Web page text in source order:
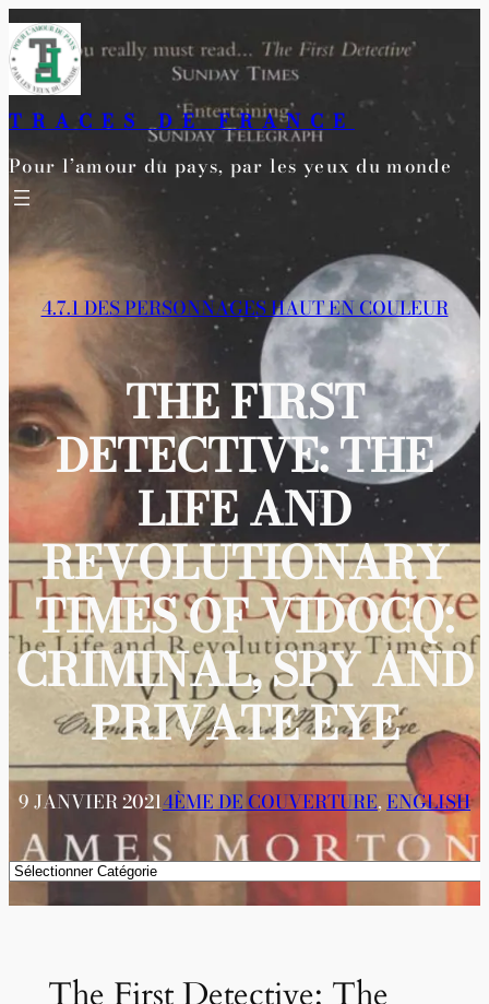
Aller
au
contenu
TRACES DE FRANCE
Pour l’amour du pays, par les yeux du monde
4.7.1 DES PERSONNAGES HAUT EN COULEUR
THE FIRST
DETECTIVE: THE
LIFE AND
REVOLUTIONARY
TIMES OF VIDOCQ:
CRIMINAL, SPY AND
PRIVATE EYE
9 JANVIER 20214ÈME DE COUVERTURE, ENGLISH
Catégories
The First Detective: The